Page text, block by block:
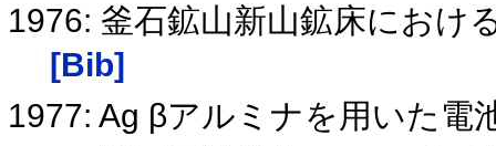
1976: 釜石鉱山新山鉱床におけ
[Bib]
1977: Ag βアルミナを用いた電